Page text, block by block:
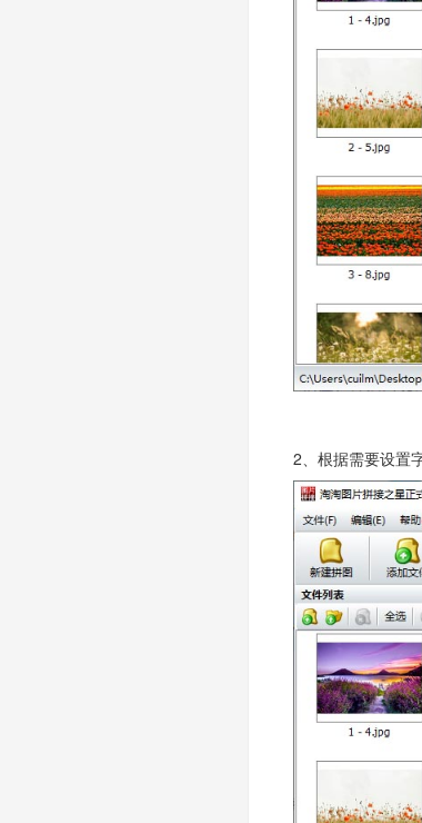
2、根据需要设置